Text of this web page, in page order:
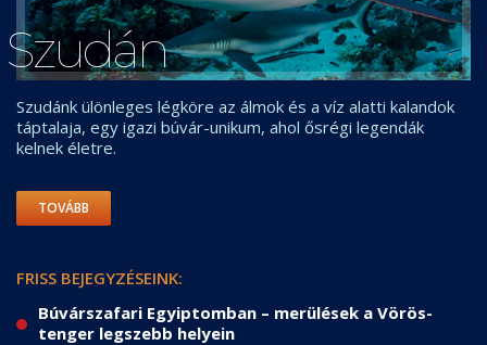
Szudán
Szudánk ülönleges légköre az álmok és a víz alatti kalandok
táptalaja, egy igazi búvár-unikum, ahol ősrégi legendák
kelnek életre.
TOVÁBB
FRISS BEJEGYZÉSEINK:
Búvárszafari Egyiptomban – merülések a Vörös-
tenger legszebb helyein